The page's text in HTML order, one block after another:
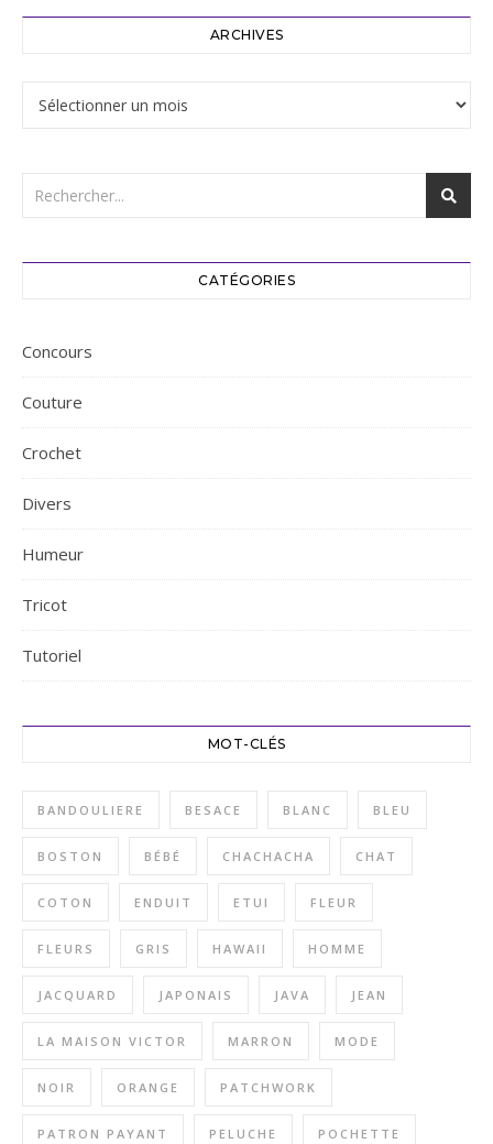
ARCHIVES
Archives
CATÉGORIES
Concours
Couture
Crochet
Divers
Humeur
Tricot
Tutoriel
MOT-CLÉS
BANDOULIERE BESACE BLANC BLEU
BOSTON BÉBÉ CHACHACHA CHAT
COTON ENDUIT ETUI FLEUR
FLEURS GRIS HAWAII HOMME
JACQUARD JAPONAIS JAVA JEAN
LA MAISON VICTOR MARRON MODE
NOIR ORANGE PATCHWORK
PATRON PAYANT PELUCHE POCHETTE